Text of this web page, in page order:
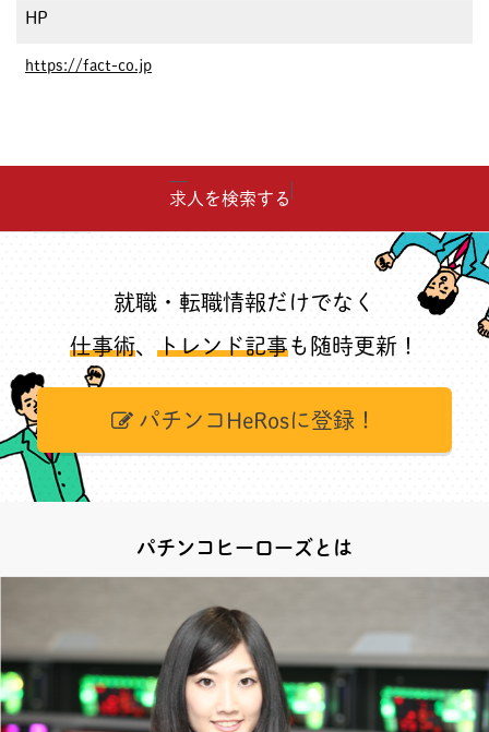
HP
https://fact-co.jp
求人を検索する
就職・転職情報だけでなく
仕事術、 トレンド記事も随時更新！
パチンコHeRosに登録！
パチンコヒーローズとは